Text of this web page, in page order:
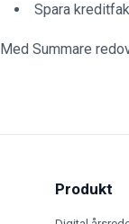
Spara
Med Summare
Produkt